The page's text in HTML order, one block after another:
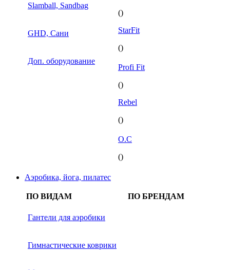
Slamball, Sandbag
GHD, Сани
Доп. оборудование
()
StarFit
()
Profi Fit
()
Rebel
()
O.C
()
Аэробика, йога, пилатес
ПО ВИДАМ ПО БРЕНДАМ
Гантели для аэробики
Гимнастические коврики